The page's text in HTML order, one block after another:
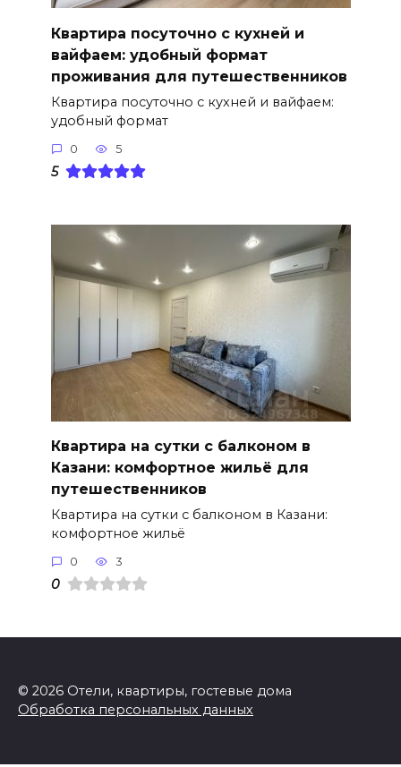
Квартира посуточно с кухней и
вайфаем: удобный формат
проживания для путешественников
Квартира посуточно с кухней и вайфаем:
удобный формат
0 5
5
Квартира на сутки с балконом в
Казани: комфортное жильё для
путешественников
Квартира на сутки с балконом в Казани:
комфортное жильё
0 3
0
© 2026 Отели, квартиры, гостевые дома
Обработка персональных данных